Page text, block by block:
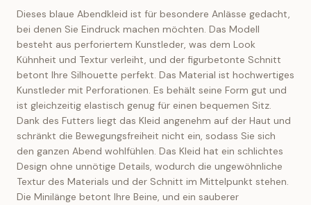
Dieses blaue Abendkleid ist für besondere Anlässe gedacht,
bei denen Sie Eindruck machen möchten. Das Modell
besteht aus perforiertem Kunstleder, was dem Look
Kühnheit und Textur verleiht, und der figurbetonte Schnitt
betont Ihre Silhouette perfekt. Das Material ist hochwertiges
Kunstleder mit Perforationen. Es behält seine Form gut und
ist gleichzeitig elastisch genug für einen bequemen Sitz.
Dank des Futters liegt das Kleid angenehm auf der Haut und
schränkt die Bewegungsfreiheit nicht ein, sodass Sie sich
den ganzen Abend wohlfühlen. Das Kleid hat ein schlichtes
Design ohne unnötige Details, wodurch die ungewöhnliche
Textur des Materials und der Schnitt im Mittelpunkt stehen.
Die Minilänge betont Ihre Beine, und ein sauberer